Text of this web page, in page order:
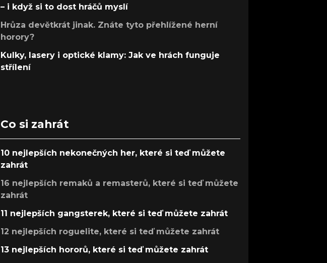
– i když si to dost hráčů myslí
Hrůza devětkrát jinak. Znáte tyto přehlížené herní
horory?
Kulky, lasery i optické klamy: Jak ve hrách funguje
střílení
Co si zahrát
10 nejlepších nekonečných her, které si teď můžete
zahrát
16 nejlepších remaků a remasterů, které si teď můžete
zahrát
11 nejlepších gangsterek, které si teď můžete zahrát
12 nejlepších roguelite, které si teď můžete zahrát
13 nejlepších hororů, které si teď můžete zahrát